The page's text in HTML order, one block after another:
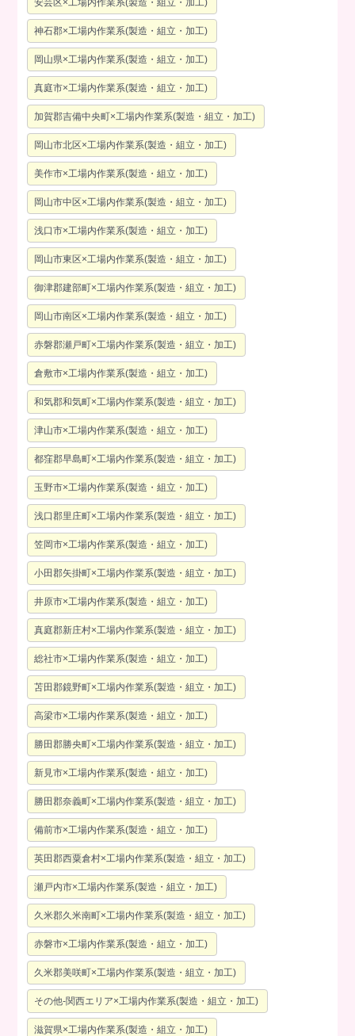
神石郡×工場内作業系(製造・組立・加工)
岡山県×工場内作業系(製造・組立・加工)
真庭市×工場内作業系(製造・組立・加工)
加賀郡吉備中央町×工場内作業系(製造・組立・加工)
岡山市北区×工場内作業系(製造・組立・加工)
美作市×工場内作業系(製造・組立・加工)
岡山市中区×工場内作業系(製造・組立・加工)
浅口市×工場内作業系(製造・組立・加工)
岡山市東区×工場内作業系(製造・組立・加工)
御津郡建部町×工場内作業系(製造・組立・加工)
岡山市南区×工場内作業系(製造・組立・加工)
赤磐郡瀬戸町×工場内作業系(製造・組立・加工)
倉敷市×工場内作業系(製造・組立・加工)
和気郡和気町×工場内作業系(製造・組立・加工)
津山市×工場内作業系(製造・組立・加工)
都窪郡早島町×工場内作業系(製造・組立・加工)
玉野市×工場内作業系(製造・組立・加工)
浅口郡里庄町×工場内作業系(製造・組立・加工)
笠岡市×工場内作業系(製造・組立・加工)
小田郡矢掛町×工場内作業系(製造・組立・加工)
井原市×工場内作業系(製造・組立・加工)
真庭郡新庄村×工場内作業系(製造・組立・加工)
総社市×工場内作業系(製造・組立・加工)
苫田郡鏡野町×工場内作業系(製造・組立・加工)
高梁市×工場内作業系(製造・組立・加工)
勝田郡勝央町×工場内作業系(製造・組立・加工)
新見市×工場内作業系(製造・組立・加工)
勝田郡奈義町×工場内作業系(製造・組立・加工)
備前市×工場内作業系(製造・組立・加工)
英田郡西粟倉村×工場内作業系(製造・組立・加工)
瀬戸内市×工場内作業系(製造・組立・加工)
久米郡久米南町×工場内作業系(製造・組立・加工)
赤磐市×工場内作業系(製造・組立・加工)
久米郡美咲町×工場内作業系(製造・組立・加工)
その他-関西エリア×工場内作業系(製造・組立・加工)
滋賀県×工場内作業系(製造・組立・加工)